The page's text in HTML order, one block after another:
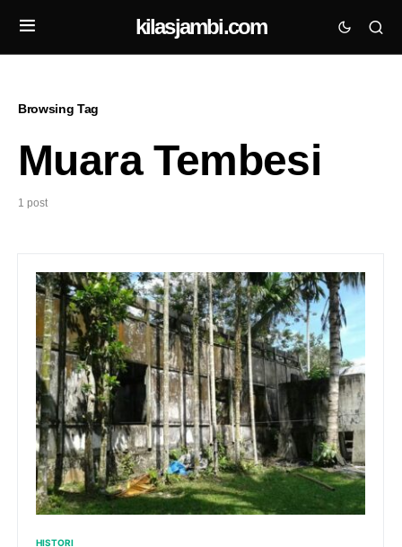
kilasjambi.com
Browsing Tag
Muara Tembesi
1 post
HISTORI